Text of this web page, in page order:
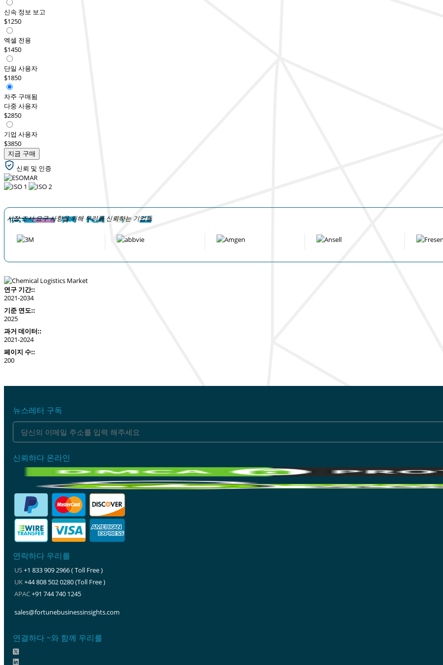
신속 정보 보고
$1250
엑셀 전용
$1450
단일 사용자
$1850
자주 구매됨
다중 사용자
$2850
기업 사용자
$3850
지금 구매
신뢰 및 인증
시장 조사 요구 사항을 위해 우리를 신뢰하는 기업들
연구 기간::
2021-2034
기준 연도::
2025
과거 데이터::
2021-2024
페이지 수::
200
뉴스레터 구독
신뢰하다 온라인
연락하다 우리를
US+1 833 909 2966 ( Toll Free )
UK+44 808 502 0280 (Toll Free )
APAC+91 744 740 1245
sales@fortunebusinessinsights.com
연결하다 ~와 함께 우리를